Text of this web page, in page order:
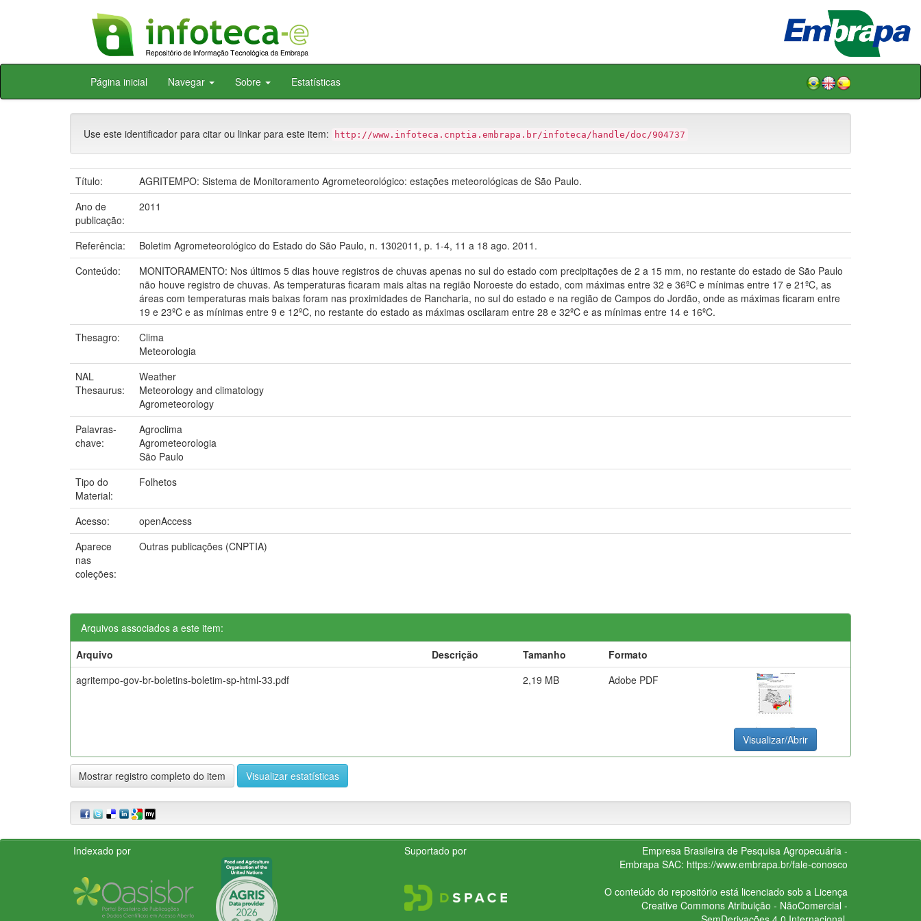
Skip
Página inicial Navegar Sobre Estatísticas
Use este identificador para citar ou linkar para este item: http://www.infoteca.cnptia.embrapa.br/infoteca/handle/doc/904737
Título:
AGRITEMPO: Sistema de Monitoramento Agrometeorológico: estações meteorológicas de São Paulo.
Ano de
publicação:
2011
Referência:
Boletim Agrometeorológico do Estado do São Paulo, n. 1302011, p. 1-4, 11 a 18 ago. 2011.
Conteúdo:
MONITORAMENTO: Nos últimos 5 dias houve registros de chuvas apenas no sul do estado com precipitações de 2 a 15 mm, no restante do estado de São Paulo
não houve registro de chuvas. As temperaturas ficaram mais altas na região Noroeste do estado, com máximas entre 32 e 36ºC e mínimas entre 17 e 21ºC, as
áreas com temperaturas mais baixas foram nas proximidades de Rancharia, no sul do estado e na região de Campos do Jordão, onde as máximas ficaram entre
19 e 23ºC e as mínimas entre 9 e 12ºC, no restante do estado as máximas oscilaram entre 28 e 32ºC e as mínimas entre 14 e 16ºC.
Thesagro:
Clima
Meteorologia
NAL
Thesaurus:
Weather
Meteorology and climatology
Agrometeorology
Palavras-
chave:
Agroclima
Agrometeorologia
São Paulo
Tipo do
Material:
Folhetos
Acesso:
openAccess
Aparece
nas
coleções:
Outras publicações (CNPTIA)
Arquivos associados a este item:
Arquivo
Descrição Tamanho
Formato
agritempo-gov-br-boletins-boletim-sp-html-33.pdf
2,19 MB Adobe PDF
Visualizar/Abrir
Mostrar registro completo do item Visualizar estatísticas
Indexado por Suportado por
Empresa Brasileira de Pesquisa Agropecuária -
Embrapa SAC: https://www.embrapa.br/fale-conosco
O conteúdo do repositório está licenciado sob a Licença
Creative CommonsAtribuição - NãoComercial -